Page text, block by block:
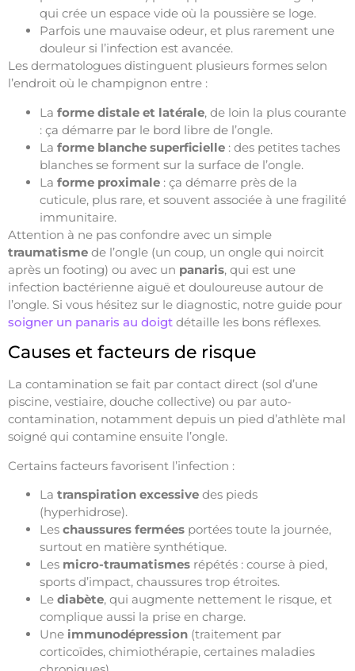
qui crée un espace vide où la poussière se loge.
Parfois une mauvaise odeur, et plus rarement une
douleur si l’infection est avancée.
Les dermatologues distinguent plusieurs formes selon
l’endroit où le champignon entre :
La forme distale et latérale, de loin la plus courante
: ça démarre par le bord libre de l’ongle.
La forme blanche superficielle : des petites taches
blanches se forment sur la surface de l’ongle.
La forme proximale : ça démarre près de la
cuticule, plus rare, et souvent associée à une fragilité
immunitaire.
Attention à ne pas confondre avec un simple
traumatisme de l’ongle (un coup, un ongle qui noircit
après un footing) ou avec un panaris, qui est une
infection bactérienne aiguë et douloureuse autour de
l’ongle. Si vous hésitez sur le diagnostic, notre guide pour
soigner un panaris au doigt détaille les bons réflexes.
Causes et facteurs de risque
La contamination se fait par contact direct (sol d’une
piscine, vestiaire, douche collective) ou par auto-
contamination, notamment depuis un pied d’athlète mal
soigné qui contamine ensuite l’ongle.
Certains facteurs favorisent l’infection :
La transpiration excessive des pieds
(hyperhidrose).
Les chaussures fermées portées toute la journée,
surtout en matière synthétique.
Les micro-traumatismes répétés : course à pied,
sports d’impact, chaussures trop étroites.
Le diabète, qui augmente nettement le risque, et
complique aussi la prise en charge.
Une immunodépression (traitement par
corticoïdes, chimiothérapie, certaines maladies